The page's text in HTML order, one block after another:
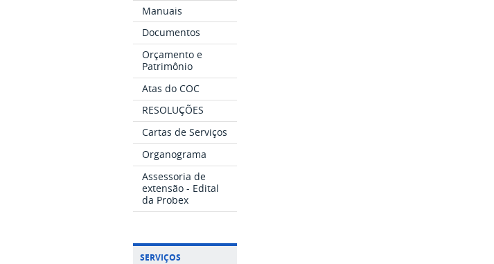
Manuais
Documentos
Orçamento e
Patrimônio
Atas do COC
RESOLUÇÕES
Cartas de Serviços
Organograma
Assessoria de
extensão - Edital
da Probex
SERVIÇOS